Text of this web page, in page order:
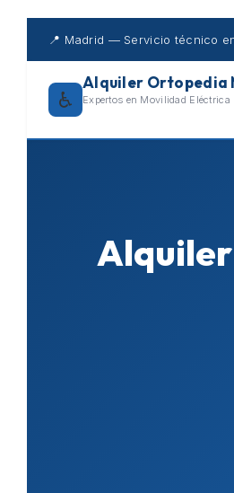
Skip
📍 Madrid — Servicio técnico
♿
Alquiler Ortopedia
Expertos en Movilidad Eléctrica
Alquiler